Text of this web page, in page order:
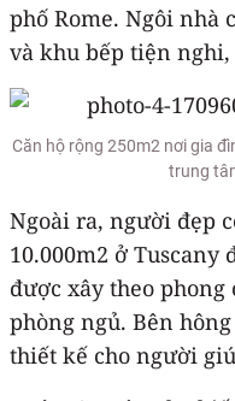
phố Rome. Ngôi nhà
và khu bếp tiện
Căn hộ rộng 250m2 nơi gia
trung
Ngoài ra, người đẹp
10.000m2 ở
được xây theo
phòng ngủ. Bên
thiết kế cho người